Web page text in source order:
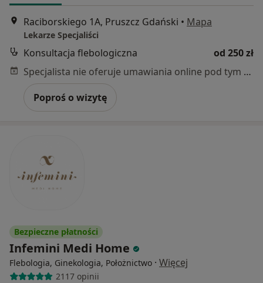
Raciborskiego 1A, Pruszcz Gdański • Mapa
Lekarze Specjaliści
Konsultacja flebologiczna
od 250 zł
Specjalista nie oferuje umawiania online pod tym adresem.
Poproś o wizytę
Bezpieczne płatności
Infemini Medi Home
Flebologia, Ginekologia, Położnictwo · Więcej
2117 opinii